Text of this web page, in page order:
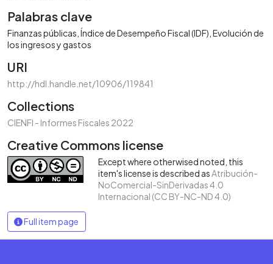
Palabras clave
Finanzas públicas Índice de Desempeño Fiscal (IDF) Evolución de
los ingresos y gastos
URI
http://hdl.handle.net/10906/119841
Collections
CIENFI - Informes Fiscales 2022
Creative Commons license
Except where otherwised noted, this
item's license is described asAtribución-
NoComercial-SinDerivadas 4.0
Internacional (CC BY-NC-ND 4.0)
Full item page